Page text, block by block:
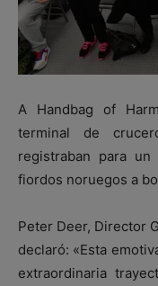
A Handbag of
terminal de
registraban para
fiordos noruegos a
Peter Deer, Director
declaró: «Esta
extraordinaria